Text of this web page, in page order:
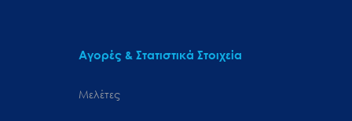
Αγορές & Στατιστικά Στοιχεία
Μελέτες